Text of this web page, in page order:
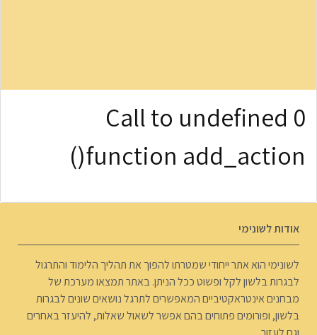
0 Call to undefined
function add_action()
אודות לשונימי
לשונימי הוא אתר ייחודי שמטרתו להפוך את תהליך הלימוד והתרגול
לבגרות בלשון לקל ופשוט ככל הניתן. באתר תמצאו מערכת של
מבחנים אינטראקטיביים המאפשרים לתרגל נושאים שונים לבגרות
בלשון, ופורומים פתוחים בהם אפשר לשאול שאלות, להיעזר באחרים